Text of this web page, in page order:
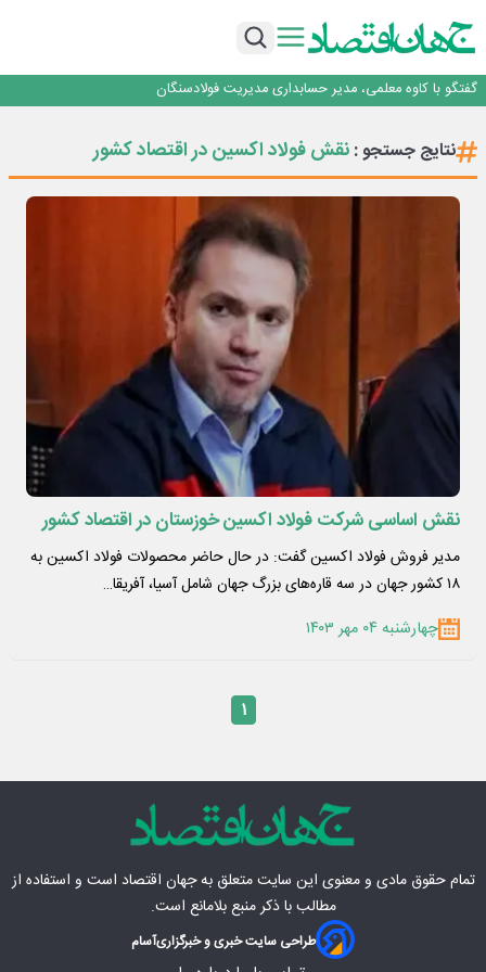
فولاد مبارکه اصفهان
تجدیدپذیر با حضور استاندار اصفهان
گفتگو با کاوه معلمی، مدیر حسابداری مدیریت فولادسنگان
راهی که فولاد مبارکه پس از جنگ در پیش گرفت
فولاد مبارکه اصفهان
تجدیدپذیر با حضور استاندار اصفهان
نتایج جستجو :نقش فولاد اکسین در اقتصاد کشور
نقش اساسی شرکت فولاد اکسین خوزستان در اقتصاد کشور
مدیر فروش فولاد اکسین گفت: در حال حاضر محصولات فولاد اکسین به
۱۸ کشور جهان در سه قاره‌های بزرگ جهان شامل آسیا، آفریقا…
چهارشنبه ۰۴ مهر ۱۴۰۳
۱
تمام حقوق مادی‌ و معنوی این سایت متعلق بهجهان اقتصاد است و استفاده از
مطالب با ذکر منبع بلامانع است.
طراحی سایت خبری و خبرگزاریآسام